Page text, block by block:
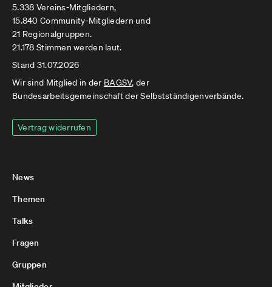
5.338 Vereins-Mitgliedern,
15.840 Community-Mitgliedern und
21 Regionalgruppen.
21.178 Stimmen werden laut.
Stand 31.07.2026
Wir sind Mitglied in der BAGSV, der
Bundesarbeitsgemeinschaft der Selbstständigenverbände.
Vertrag widerrufen
News
Themen
Talks
Fragen
Gruppen